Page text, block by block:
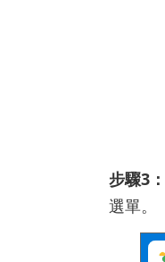
步驟3：
選單。